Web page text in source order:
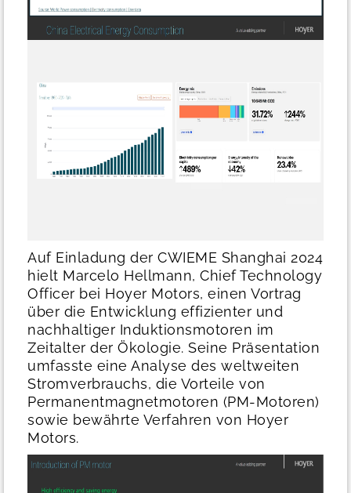
Auf Einladung der CWIEME Shanghai 2024
hielt Marcelo Hellmann, Chief Technology
Officer bei Hoyer Motors, einen Vortrag
über die Entwicklung effizienter und
nachhaltiger Induktionsmotoren im
Zeitalter der Ökologie. Seine Präsentation
umfasste eine Analyse des weltweiten
Stromverbrauchs, die Vorteile von
Permanentmagnetmotoren (PM-Motoren)
sowie bewährte Verfahren von Hoyer
Motors.